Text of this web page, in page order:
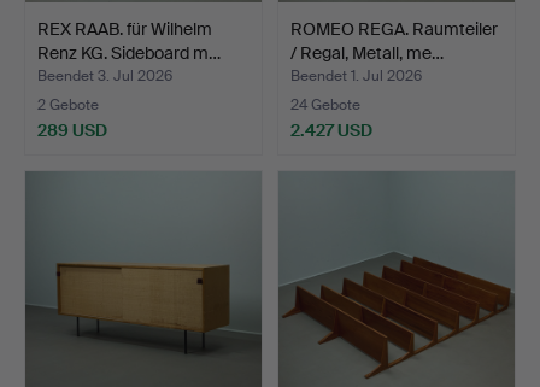
REX RAAB. für Wilhelm
Renz KG. Sideboard m…
Beendet 3. Jul 2026
2 Gebote
289 USD
ROMEO REGA. Raumteiler
/ Regal, Metall, me…
Beendet 1. Jul 2026
24 Gebote
2.427 USD